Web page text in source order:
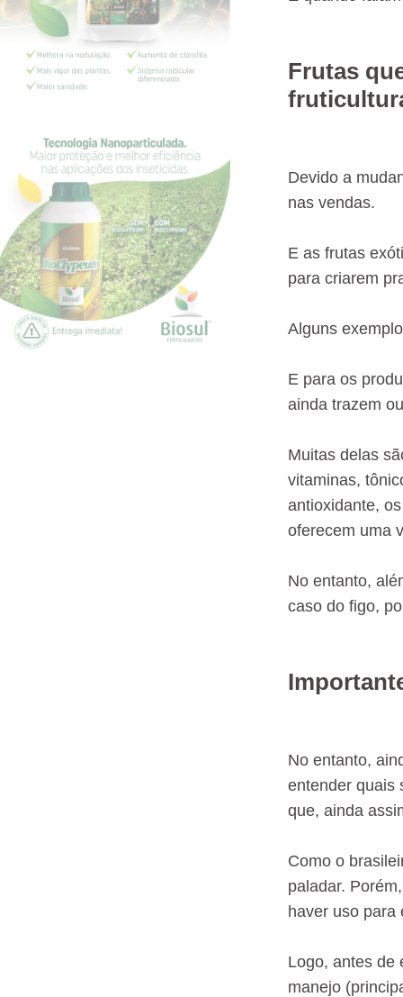
Frutas
Devido a
nas vendas.
E as frutas
para criarem
Alguns
E para os
ainda trazem
Muitas delas
vitaminas,
antioxidante,
oferecem uma
No entanto,
caso do figo,
No entanto,
entender quais
que, ainda
Como o
paladar.
haver uso para
Logo, antes de
manejo